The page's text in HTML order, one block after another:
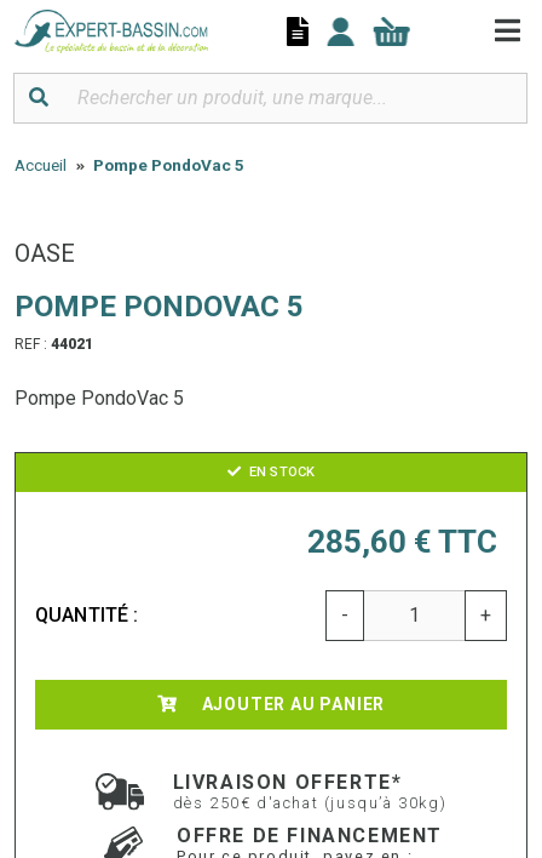
Accueil Pompe PondoVac 5
OASE
POMPE PONDOVAC 5
REF : 44021
Pompe PondoVac 5
EN STOCK
285,60 € TTC
QUANTITÉ : - +
AJOUTER AU PANIER
LIVRAISON OFFERTE*
dès 250€ d'achat (jusqu’à 30kg)
OFFRE DE FINANCEMENT
Panneau de gestion des cookies